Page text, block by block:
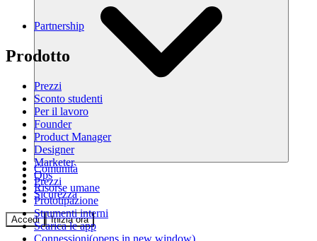
Comunità
Prezzi
Sicurezza
Accedi Inizia ora
Partnership
Prodotto
Prezzi
Sconto studenti
Per il lavoro
Founder
Product Manager
Designer
Marketer
Ops
Risorse umane
Prototipazione
Strumenti interni
Scarica le app
Connessioni(opens in new window)